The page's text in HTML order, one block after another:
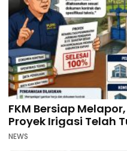
FKM Bersiap
Proyek Irigasi Telah
NEWS